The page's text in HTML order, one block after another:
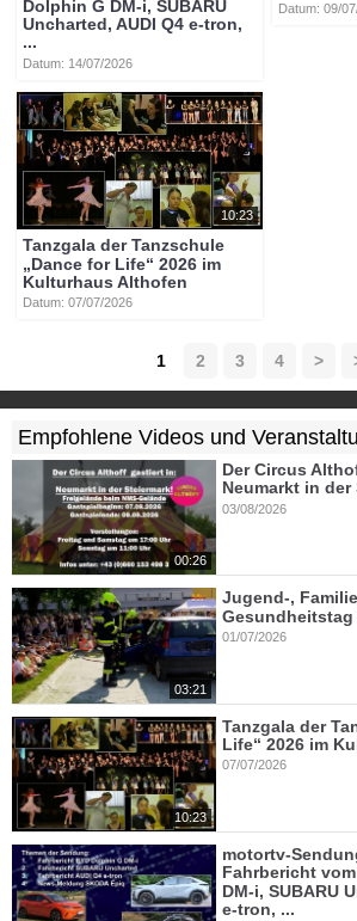
Dolphin G DM-i, SUBARU
Uncharted, AUDI Q4 e-tron,
...
Datum: 14/07/2026
Datum: 09/
10:23
Tanzgala der Tanzschule
„Dance for Life“ 2026 im
Kulturhaus Althofen
Datum: 07/07/2026
1 2 3 4 >
Empfohlene Videos und
00:26
Der Circus
Neumarkt in der
03/08/2026
03:21
Jugend-,
01/07/2026
10:23
Tanzgala der
Life“ 2026 im
07/07/2026
motortv-
Fahrbericht
DM-i, SUBARU
e-tron, ...